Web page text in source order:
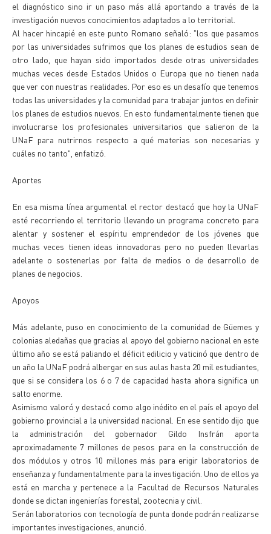
el diagnóstico sino ir un paso más allá aportando a través de la
investigación nuevos conocimientos adaptados a lo territorial.
Al hacer hincapié en este punto Romano señaló: "los que pasamos
por las universidades sufrimos que los planes de estudios sean de
otro lado, que hayan sido importados desde otras universidades
muchas veces desde Estados Unidos o Europa que no tienen nada
que ver con nuestras realidades. Por eso es un desafío que tenemos
todas las universidades y la comunidad para trabajar juntos en definir
los planes de estudios nuevos. En esto fundamentalmente tienen que
involucrarse los profesionales universitarios que salieron de la
UNaF para nutrirnos respecto a qué materias son necesarias y
cuáles no tanto", enfatizó.
Aportes
En esa misma línea argumental el rector destacó que hoy la UNaF
esté recorriendo el territorio llevando un programa concreto para
alentar y sostener el espíritu emprendedor de los jóvenes que
muchas veces tienen ideas innovadoras pero no pueden llevarlas
adelante o sostenerlas por falta de medios o de desarrollo de
planes de negocios.
Apoyos
Más adelante, puso en conocimiento de la comunidad de Güemes y
colonias aledañas que gracias al apoyo del gobierno nacional en este
último año se está paliando el déficit edilicio y vaticinó que dentro de
un año la UNaF podrá albergar en sus aulas hasta 20 mil estudiantes,
que si se considera los 6 o 7 de capacidad hasta ahora significa un
salto enorme.
Asimismo valoró y destacó como algo inédito en el país el apoyo del
gobierno provincial a la universidad nacional. En ese sentido dijo que
la administración del gobernador Gildo Insfrán aporta
aproximadamente 7 millones de pesos para en la construcción de
dos módulos y otros 10 millones más para erigir laboratorios de
enseñanza y fundamentalmente para la investigación. Uno de ellos ya
está en marcha y pertenece a la Facultad de Recursos Naturales
donde se dictan ingenierías forestal, zootecnia y civil.
Serán laboratorios con tecnología de punta donde podrán realizarse
importantes investigaciones, anunció.